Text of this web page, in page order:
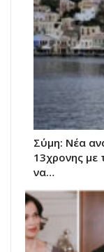
Σύμη: Nέα
13χρονης
να…